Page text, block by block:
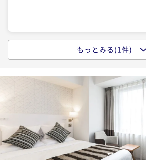
【早割28／朝食付き】早期予約でオ
事前決済可
IN 15:00 - 26:00
ポイント即利用で
もっとみる(1件)
123